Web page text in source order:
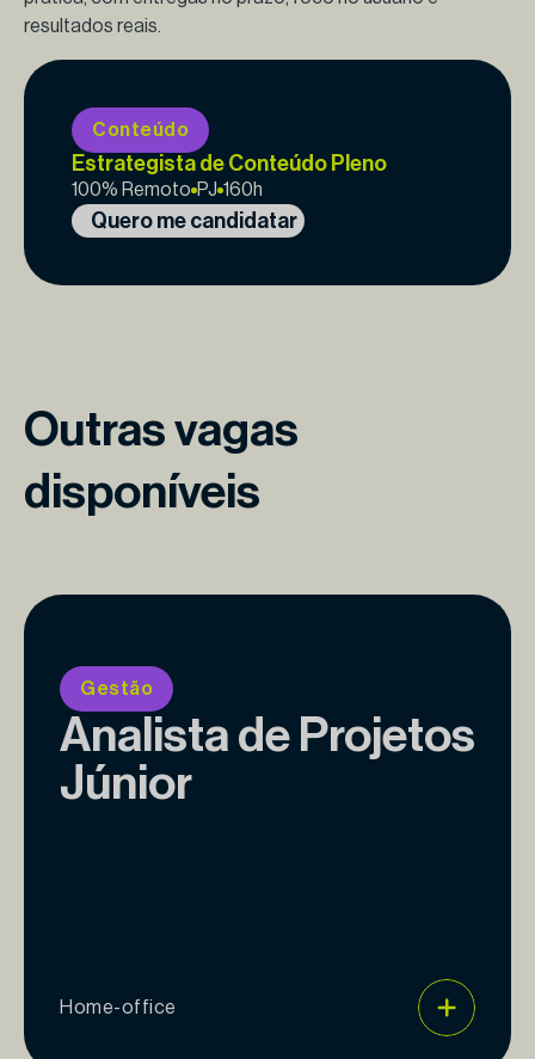
resultados reais.
Conteúdo
Estrategista de Conteúdo Pleno
100% Remoto PJ 160h
Quero me candidatar
Outras vagas
disponíveis
Gestão
Analista de Projetos
Júnior
Home-office